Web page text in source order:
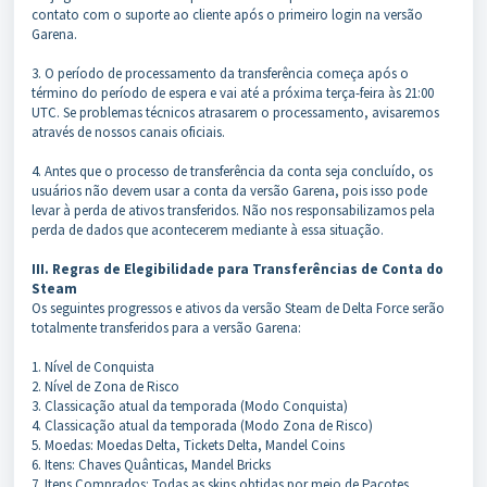
contato com o suporte ao cliente após o primeiro login na versão
Garena.
3. O período de processamento da transferência começa após o
término do período de espera e vai até a próxima terça-feira às 21:00
UTC. Se problemas técnicos atrasarem o processamento, avisaremos
através de nossos canais oficiais.
4. Antes que o processo de transferência da conta seja concluído, os
usuários não devem usar a conta da versão Garena, pois isso pode
levar à perda de ativos transferidos. Não nos responsabilizamos pela
perda de dados que acontecerem mediante à essa situação.
III. Regras de Elegibilidade para Transferências de Conta do
Steam
Os seguintes progressos e ativos da versão Steam de Delta Force serão
totalmente transferidos para a versão Garena:
1. Nível de Conquista
2. Nível de Zona de Risco
3. Classicação atual da temporada (Modo Conquista)
4. Classicação atual da temporada (Modo Zona de Risco)
5. Moedas: Moedas Delta, Tickets Delta, Mandel Coins
6. Itens: Chaves Quânticas, Mandel Bricks